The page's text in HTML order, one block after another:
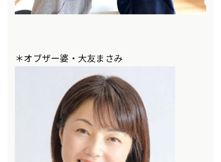
＊オブザー婆・大友まさみ